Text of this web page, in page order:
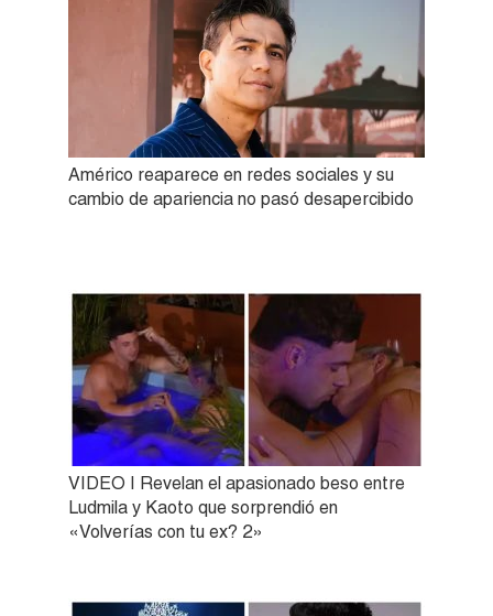
Américo reaparece en redes sociales y su
cambio de apariencia no pasó desapercibido
VIDEO | Revelan el apasionado beso entre
Ludmila y Kaoto que sorprendió en
«Volverías con tu ex? 2»